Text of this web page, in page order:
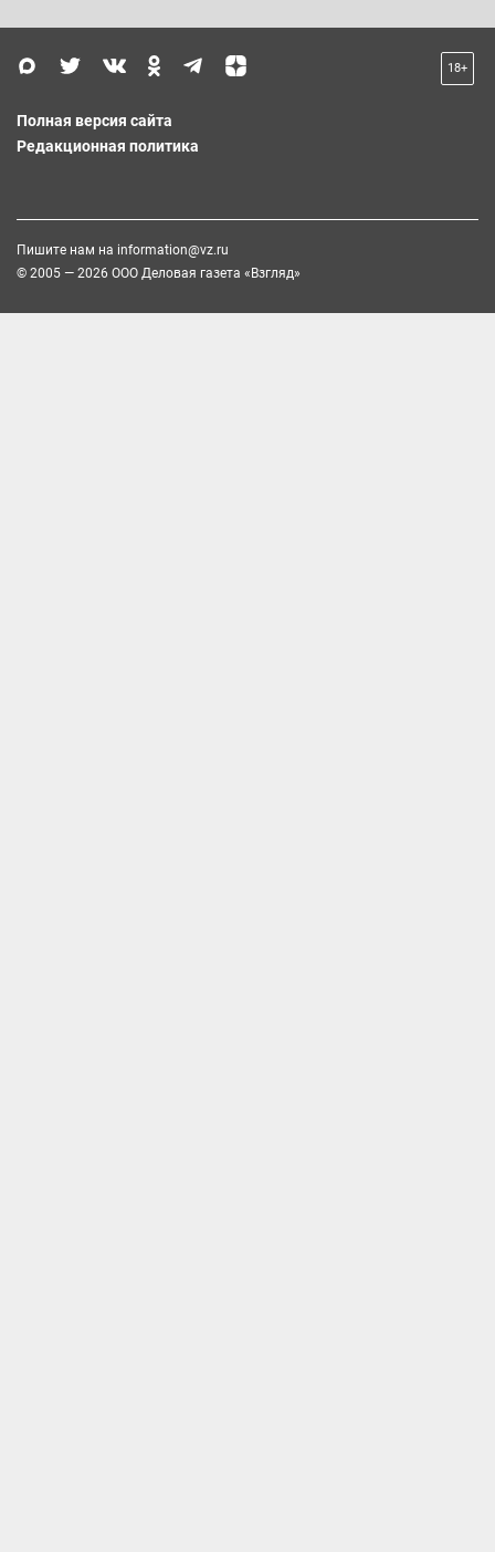
18+
Полная версия сайта
Редакционная политика
Пишите нам на information@vz.ru
© 2005 — 2026 ООО Деловая газета «Взгляд»